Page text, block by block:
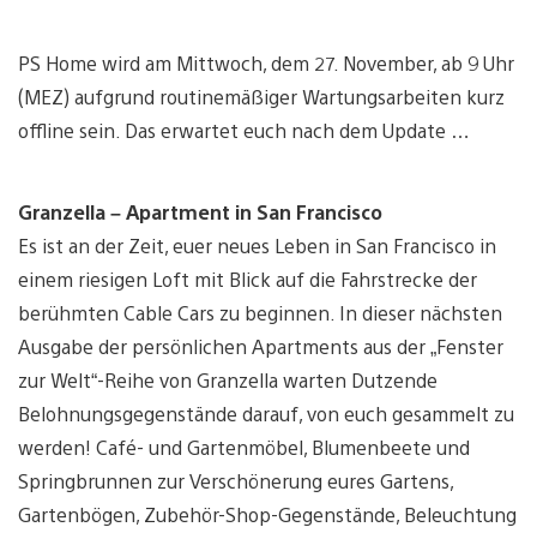
PS Home wird am Mittwoch, dem 27. November, ab 9 Uhr
(MEZ) aufgrund routinemäßiger Wartungsarbeiten kurz
offline sein. Das erwartet euch nach dem Update …
Granzella – Apartment in San Francisco
Es ist an der Zeit, euer neues Leben in San Francisco in
einem riesigen Loft mit Blick auf die Fahrstrecke der
berühmten Cable Cars zu beginnen. In dieser nächsten
Ausgabe der persönlichen Apartments aus der „Fenster
zur Welt“-Reihe von Granzella warten Dutzende
Belohnungsgegenstände darauf, von euch gesammelt zu
werden! Café- und Gartenmöbel, Blumenbeete und
Springbrunnen zur Verschönerung eures Gartens,
Gartenbögen, Zubehör-Shop-Gegenstände, Beleuchtung